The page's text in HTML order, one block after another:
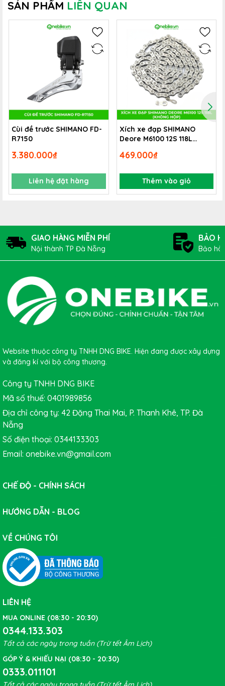
ONEBIKEvới số lượng chỉ còn vài cái, bạn có thể đặt
mua nhanh SP qua các kênh online của Cty (Website,
THÔNG SỐ KĨ THUẬT
Kích thước
20’’
Trọng lượng
Loại van
AV7
SẢN PHẨM LIÊN QUAN
Cùi đề trước SHIMANO FD-
R7150
3.380.000₫
Liên hệ đặt hàng
Xích xe đạp SHIMANO
Deore M6100 12S 118L
469.000₫
Thêm vào giỏ
GIAO HÀNG MIỄN PHÍ
Nội thành TP Đà Nẵng
BẢO
Bảo
Website thuộc công ty TNHH DNG BIKE. Hiện đang được xây dựng
và đăng kí với bộ công thương.
Công ty TNHH DNG BIKE
Mã số thuế: 0401989856
Địa chỉ công ty: 42 Đặng Thai Mai, P. Thanh Khê, TP. Đà
Nẵng
Số điện thoại: 0344133303
Email: onebike.vn@gmail.com
CHẾ ĐỘ - CHÍNH SÁCH
HƯỚNG DẪN - BLOG
VỀ CHÚNG TÔI
LIÊN HỆ
MUA ONLINE (08:30 - 20:30)
0344.133.303
Tất cả các ngày trong tuần (Trừ tết Âm Lịch)
GÓP Ý & KHIẾU NẠI (08:30 - 20:30)
0333.011101